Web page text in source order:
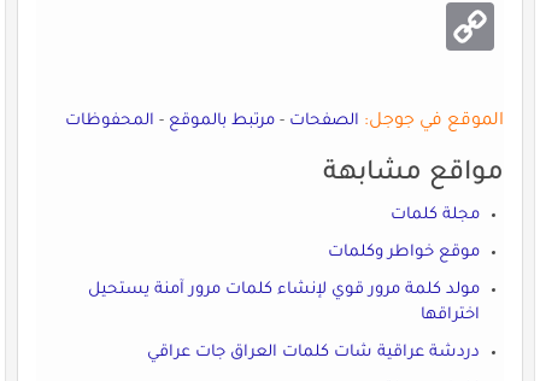
Copy
Link
الموقع في جوجل: الصفحات-مرتبط بالموقع-المحفوظات
مواقع مشابهة
مجلة كلمات
موقع خواطر وكلمات
مولد كلمة مرور قوي لإنشاء كلمات مرور آمنة يستحيل
اختراقها
دردشة عراقية شات كلمات العراق جات عراقي